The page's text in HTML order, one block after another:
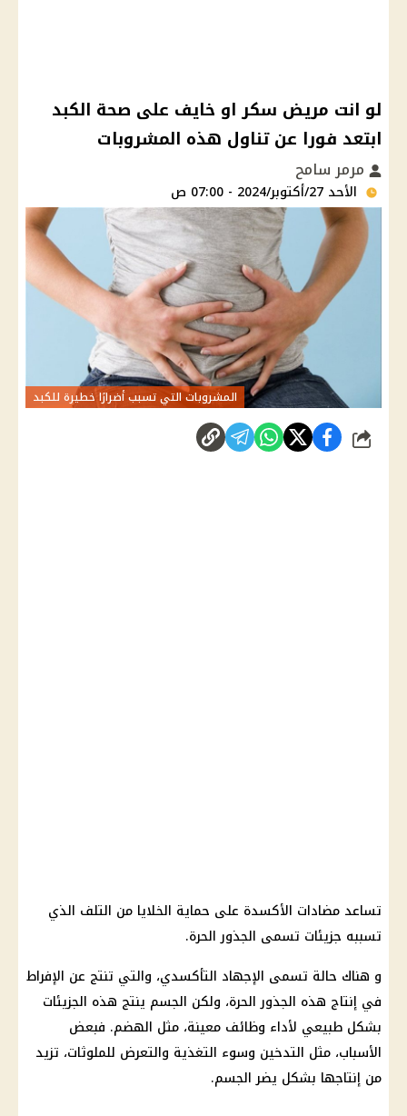
لو انت مريض سكر او خايف على صحة الكبد
ابتعد فورا عن تناول هذه المشروبات
مرمر سامح
الأحد 27/أكتوبر/2024 - 07:00 ص
المشروبات التي تسبب أضرارًا خطيرة للكبد
شارك
تساعد مضادات الأكسدة على حماية الخلايا من التلف الذي
تسببه جزيئات تسمى الجذور الحرة.
و هناك حالة تسمى الإجهاد التأكسدي، والتي تنتج عن الإفراط
في إنتاج هذه الجذور الحرة، ولكن الجسم ينتج هذه الجزيئات
بشكل طبيعي لأداء وظائف معينة، مثل الهضم. فبعض
الأسباب، مثل التدخين وسوء التغذية والتعرض للملوثات، تزيد
من إنتاجها بشكل يضر الجسم.